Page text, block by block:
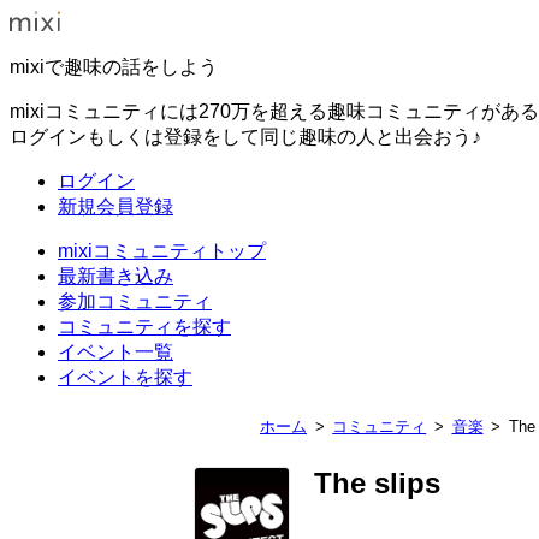
mixiで趣味の話をしよう
mixiコミュニティには270万を超える趣味コミュニティがある
ログインもしくは登録をして同じ趣味の人と出会おう♪
ログイン
新規会員登録
mixiコミュニティトップ
最新書き込み
参加コミュニティ
コミュニティを探す
イベント一覧
イベントを探す
ホーム コミュニティ 音楽 The
The slips